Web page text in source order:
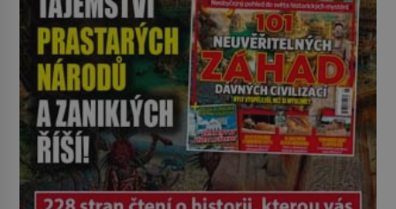
ozve věta, která změní […]